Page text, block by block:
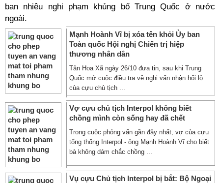
ban nhiêu nghi phạm khủng bố Trung Quốc ở nước
ngoài.
Mạnh Hoành Vĩ bị xóa tên khỏi Ủy ban
Toàn quốc Hội nghị Chiến trị hiệp
thương nhân dân
Tân Hoa Xã ngày 26/10 đưa tin, sau khi Trung
Quốc mở cuộc điều tra về nghi vấn nhận hối lộ
của cựu chủ tịch ...
Vợ cựu chủ tịch Interpol không biết
chồng mình còn sống hay đã chết
Trong cuộc phỏng vấn gần đây nhất, vợ của cựu
tổng thống Interpol - ông Mạnh Hoành Vĩ cho biết
bà không dám chắc chồng ...
Vụ cựu Chủ tịch Interpol bị bắt: Bộ Ngoại